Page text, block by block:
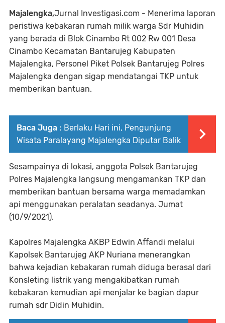
Majalengka,Jurnal Investigasi.com - Menerima laporan
peristiwa kebakaran rumah milik warga Sdr Muhidin
yang berada di Blok Cinambo Rt 002 Rw 001 Desa
Cinambo Kecamatan Bantarujeg Kabupaten
Majalengka, Personel Piket Polsek Bantarujeg Polres
Majalengka dengan sigap mendatangai TKP untuk
memberikan bantuan.
Baca Juga : Berlaku Hari ini, Pengunjung
Wisata Paralayang Majalengka Diputar Balik
Sesampainya di lokasi, anggota Polsek Bantarujeg
Polres Majalengka langsung mengamankan TKP dan
memberikan bantuan bersama warga memadamkan
api menggunakan peralatan seadanya. Jumat
(10/9/2021).
Kapolres Majalengka AKBP Edwin Affandi melalui
Kapolsek Bantarujeg AKP Nuriana menerangkan
bahwa kejadian kebakaran rumah diduga berasal dari
Konsleting listrik yang mengakibatkan rumah
kebakaran kemudian api menjalar ke bagian dapur
rumah sdr Didin Muhidin.